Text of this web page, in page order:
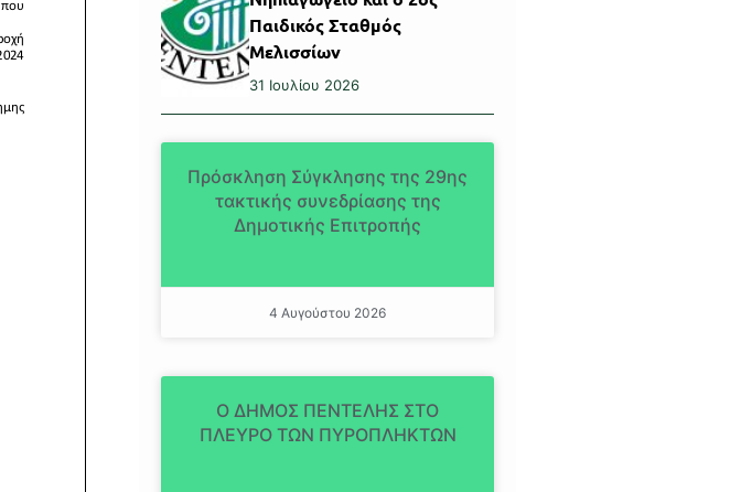
Παιδικός Σταθμός
Μελισσίων
31 Ιουλίου 2026
Πρόσκληση Σύγκλησης της 29ης
τακτικής συνεδρίασης της
Δημοτικής Επιτροπής
4 Αυγούστου 2026
Ο ΔΗΜΟΣ ΠΕΝΤΕΛΗΣ ΣΤΟ
ΠΛΕΥΡΟ ΤΩΝ ΠΥΡΟΠΛΗΚΤΩΝ